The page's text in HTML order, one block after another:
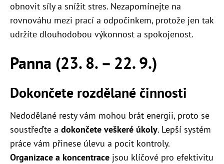
obnovit síly a snížit stres. Nezapomínejte na
rovnováhu mezi prací a odpočinkem, protože jen tak
udržíte dlouhodobou výkonnost a spokojenost.
Panna (23. 8. – 22. 9.)
Dokončete rozdělané činnosti
Nedodělané resty vám mohou brát energii, proto se
soustřeďte a dokončete veškeré úkoly. Lepší systém
práce vám přinese úlevu a pocit kontroly.
Organizace a koncentrace jsou klíčové pro efektivitu